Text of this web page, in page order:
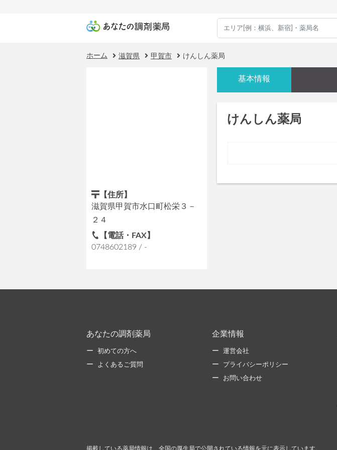
ホーム 滋賀県 甲賀市 けんしん薬局
【住所】
滋賀県甲賀市水口町松栄３－
２４
【電話・FAX】
0748602189 / -
基本情報
けんしん薬局
あなたの調剤薬局
初めての方へ
よくあるご質問
企業情報
運営会社
プライバシーポリシー
お問い合わせ
掲載している薬局情報は、全国の厚生局で公開されている情報を元に表示しています。